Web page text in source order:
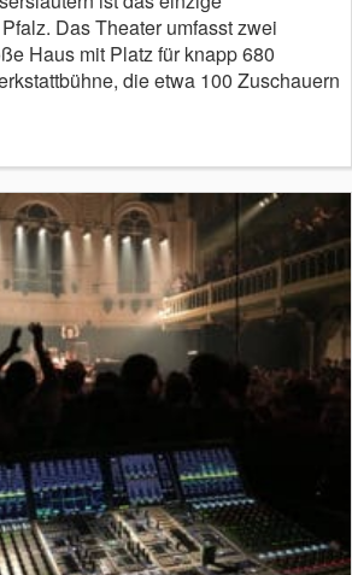
Das Theater umfasst zwei
Haus mit Platz für knapp 680
die etwa 100 Zuschauern